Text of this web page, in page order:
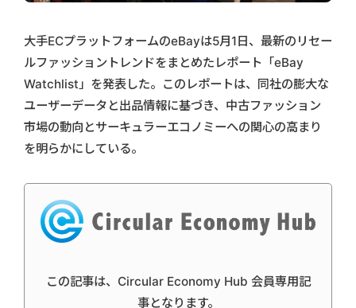
大手ECプラットフォームのeBayは5月1日、最新のリセー
ルファッショントレンドをまとめたレポート「eBay
Watchlist」を発表した。このレポートは、同社の膨大な
ユーザーデータと出品情報に基づき、中古ファッション
市場の動向とサーキュラーエコノミーへの関心の高まり
を明らかにしている。
この記事は、Circular Economy Hub 会員専用記
事となります。